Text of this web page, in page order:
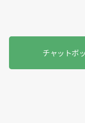
チャットボ